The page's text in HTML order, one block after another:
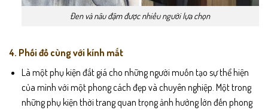
Đen và nâu đậm được nhiều người lựa chọn
4. Phối đồ cùng với kính mắt
Là một phụ kiện đắt giá cho những người muốn tạo sự thể hiện
của mình với một phong cách đẹp và chuyên nghiệp. Một trong
những phụ kiện thời trang quan trọng ảnh hưởng lớn đến phong